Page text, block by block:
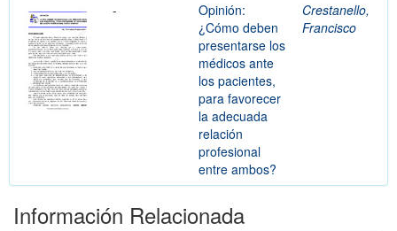
-
Opinión:
¿Cómo deben
presentarse los
médicos ante
los pacientes,
para favorecer
la adecuada
relación
profesional
entre ambos?
Crestanello,
Francisco
Información Relacionada